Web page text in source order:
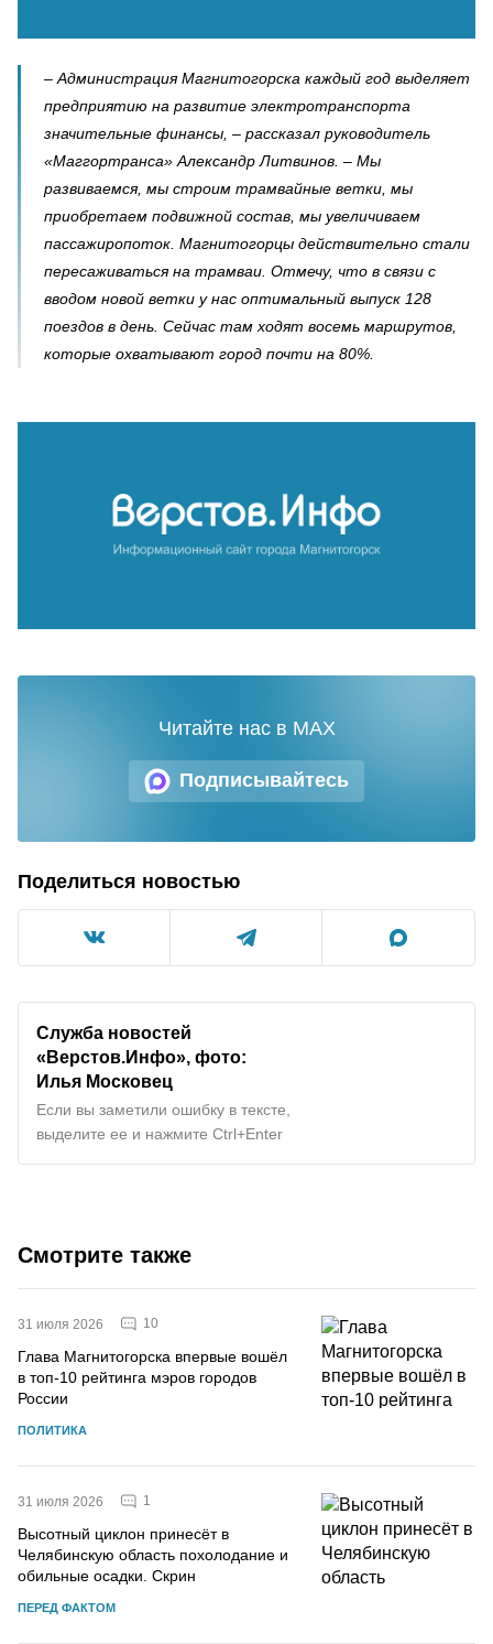
– Администрация Магнитогорска каждый год выделяет
предприятию на развитие электротранспорта
значительные финансы, – рассказал руководитель
«Маггортранса» Александр Литвинов. – Мы
развиваемся, мы строим трамвайные ветки, мы
приобретаем подвижной состав, мы увеличиваем
пассажиропоток. Магнитогорцы действительно стали
пересаживаться на трамваи. Отмечу, что в связи с
вводом новой ветки у нас оптимальный выпуск 128
поездов в день. Сейчас там ходят восемь маршрутов,
которые охватывают город почти на 80%.
Подписывайтесь
Читайте нас в MAX
Поделиться новостью
Служба новостей
«Верстов.Инфо», фото:
Илья Московец
Если вы заметили ошибку в тексте,
выделите ее и нажмите Ctrl+Enter
Смотрите также
31 июля 2026 10
Глава Магнитогорска впервые вошёл
в топ-10 рейтинга мэров городов
России
ПОЛИТИКА
31 июля 2026 1
Высотный циклон принесёт в
Челябинскую область похолодание и
обильные осадки. Скрин
ПЕРЕД ФАКТОМ